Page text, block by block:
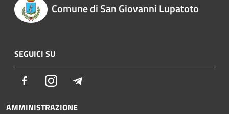
Comune di San Giovanni Lupatoto
SEGUICI SU
FacebookInstagram
AMMINISTRAZIONE